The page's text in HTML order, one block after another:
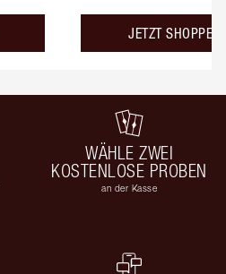
JETZT SHOPPEN
WÄHLE ZWEI
KOSTENLOSE PROBEN
an der Kasse